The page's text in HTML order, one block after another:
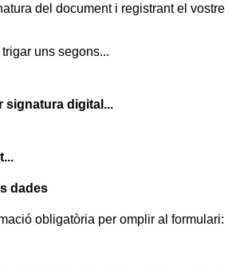
del document i registrant el vostre
uns segons...
signatura digital...
dades
obligatòria per omplir al formulari: